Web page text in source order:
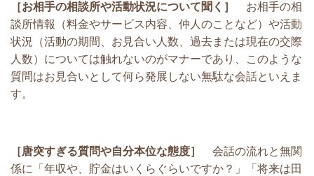
［お相手の相談所や活動状況について聞く］ お相手の相
談所情報（料金やサービス内容、仲人のことなど）や活動
状況（活動の期間、お見合い人数、過去または現在の交際
人数）については触れないのがマナーであり、このような
質問はお見合いとして何ら発展しない無駄な会話といえま
す。
［唐突すぎる質問や自分本位な態度］ 会話の流れと無関
係に「年収や、貯金はいくらぐらいですか？」「将来は田